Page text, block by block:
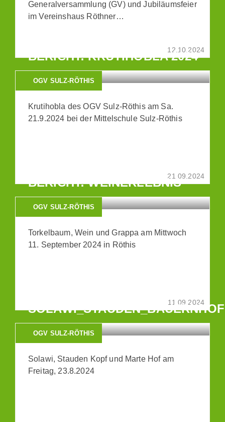
Generalversammlung (GV) und Jubiläumsfeier
im Vereinshaus Röthner…
12.10.2024
BERICHT: KRUTIHOBLA 2024
OGV SULZ-RÖTHIS
Krutihobla des OGV Sulz-Röthis am Sa.
21.9.2024 bei der Mittelschule Sulz-Röthis
21.09.2024
BERICHT: WEINERLEBNIS
OGV SULZ-RÖTHIS
Torkelbaum, Wein und Grappa am Mittwoch
11. September 2024 in Röthis
11.09.2024
SOLAWI_STAUDEN_BAUERNHOF
OGV SULZ-RÖTHIS
Solawi, Stauden Kopf und Marte Hof am
Freitag, 23.8.2024